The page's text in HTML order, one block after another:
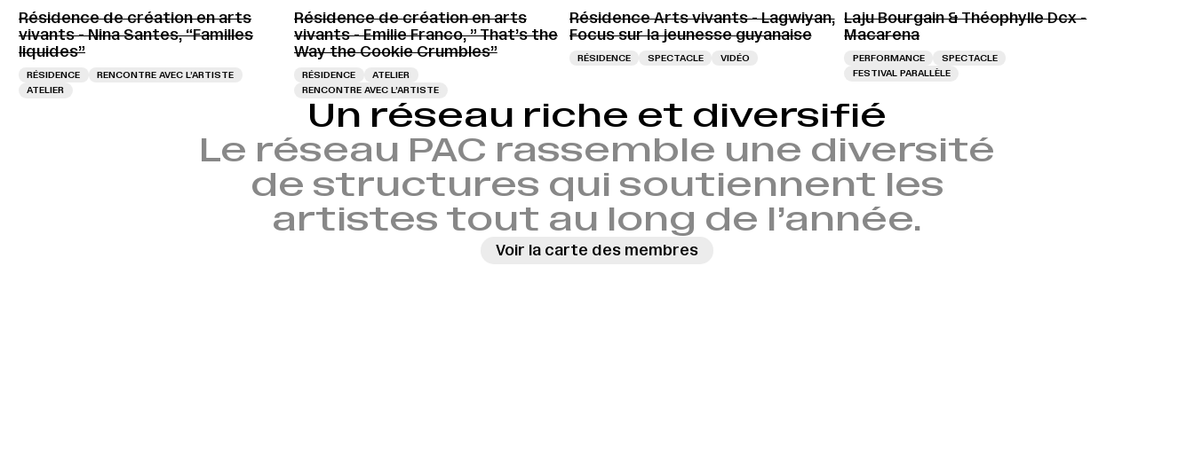
Résidence de création en arts
vivants - Nina Santes, “Familles
liquides”
RÉSIDENCE
RENCONTRE AVEC L’ARTISTE
ATELIER
Résidence de création en arts
vivants - Emilie Franco, ” That’s the
Way the Cookie Crumbles”
RÉSIDENCE
ATELIER
RENCONTRE AVEC L’ARTISTE
Résidence Arts vivants - Lagwiyan,
Focus sur la jeunesse guyanaise
RÉSIDENCE SPECTACLE VIDÉO
Laju Bourgain & Théophylle Dcx -
Macarena
PERFORMANCE
SPECTACLE
FESTIVAL PARALLÈLE
Un réseau riche et diversifié
Le réseau PAC rassemble une diversité
de structures qui soutiennent les
artistes tout au long de l’année.
Voir la carte des membres